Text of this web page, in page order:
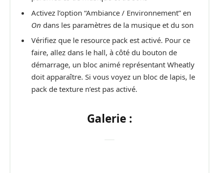
Activez l’option “Ambiance / Environnement” en
On dans les paramètres de la musique et du son
Vérifiez que le resource pack est activé. Pour ce
faire, allez dans le hall, à côté du bouton de
démarrage, un bloc animé représentant Wheatly
doit apparaître. Si vous voyez un bloc de lapis, le
pack de texture n’est pas activé.
Galerie :